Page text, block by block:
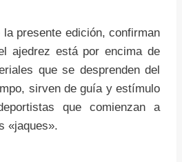
presente edición, confirman
ajedrez está por encima de
que se desprenden del
sirven de guía y estímulo
que comienzan a
«jaques».